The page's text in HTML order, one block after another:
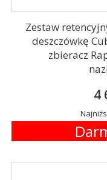
Zestaw
deszczówkę
zbieracz
4